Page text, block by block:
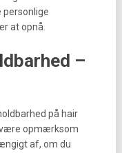
at opnå.
–
på hair
være opmærksom
af, om du